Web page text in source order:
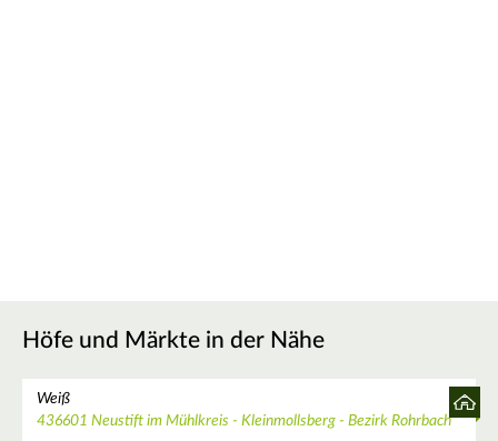
Höfe und Märkte in der Nähe
Weiß
436601 Neustift im Mühlkreis - Kleinmollsberg - Bezirk Rohrbach